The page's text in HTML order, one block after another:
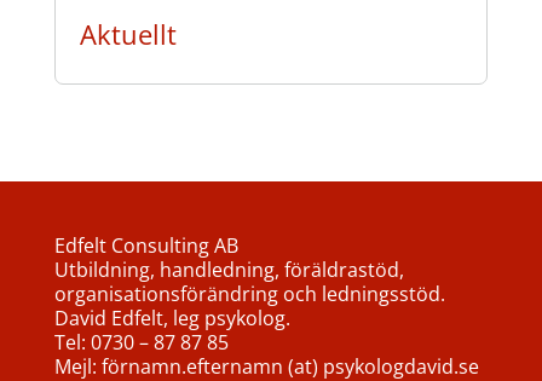
Aktuellt
Edfelt Consulting AB
Utbildning, handledning, föräldrastöd,
organisationsförändring och ledningsstöd.
David Edfelt, leg psykolog.
Tel: 0730 – 87 87 85
Mejl: förnamn.efternamn (at) psykologdavid.se